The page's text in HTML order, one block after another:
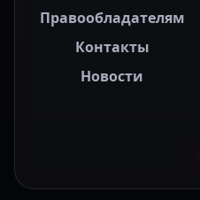
Правообладателям
Контакты
Новости